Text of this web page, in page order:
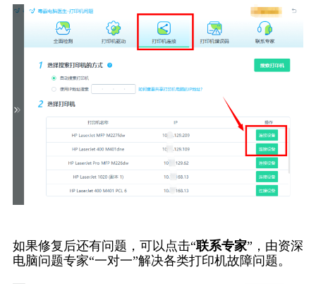
如果修复后还有问题，可以点击“联系专家”，由资深
电脑问题专家“一对一”解决各类打印机故障问题。